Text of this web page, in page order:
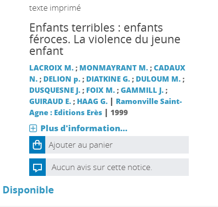
texte imprimé
Enfants terribles : enfants
féroces. La violence du jeune
enfant
LACROIX M.; MONMAYRANT M.; CADAUX
N.; DELION p.; DIATKINE G.; DULOUM M.;
DUSQUESNE J.; FOIX M.; GAMMILL J.;
GUIRAUD E.; HAAG G. | Ramonville Saint-
Agne : Editions Erès| 1999
Plus d'information...
Ajouter au panier
Aucun avis sur cette notice.
Disponible